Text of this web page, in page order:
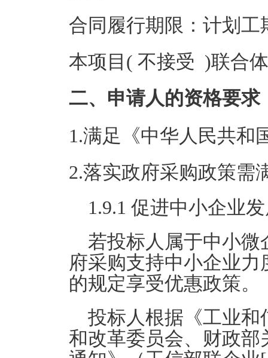
合同履行期限：计划工
本项目( 不接受 )联合
二、申请人的资格要求
1.满足《中华人民共和
2.落实政府采购政策需
1.9.1 促进中小企业
若投标人属于中小
府采购支持中小企业力
的规定享受优惠政策。
投标人根据《工业
和改革委员会、财政